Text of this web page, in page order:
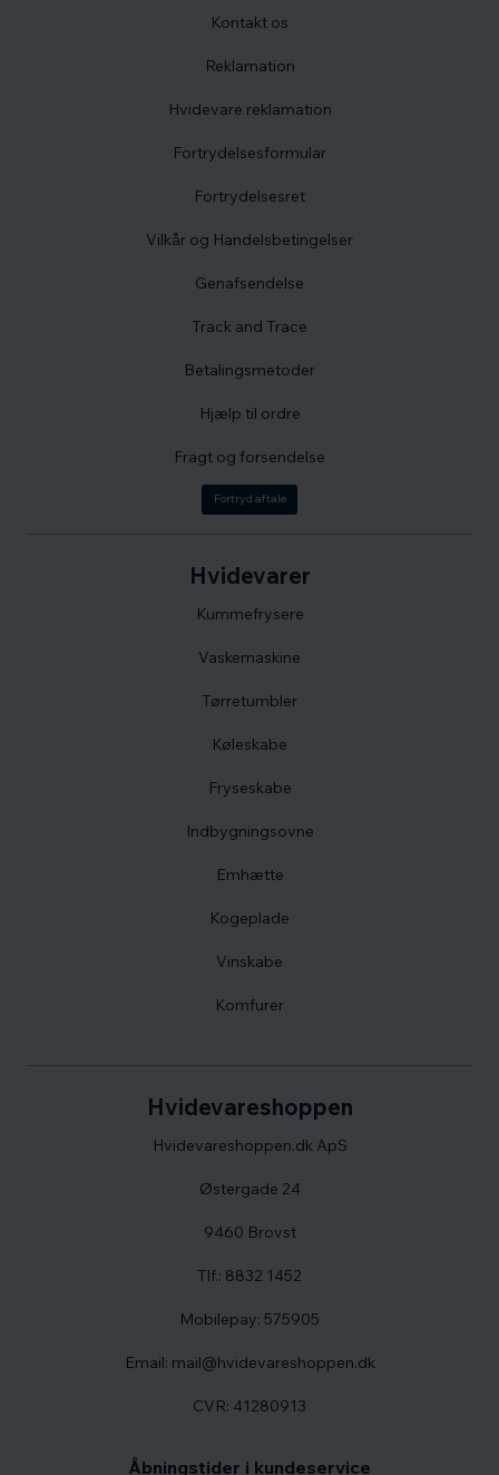
Hvidevareshoppen
Hvidevareshoppen.dk ApS
Østergade 24
9460 Brovst
Tlf.: 8832 1452
Mobilepay: 575905
Email: mail@hvidevareshoppen.dk
CVR: 41280913
Åbningstider i kundeservice
Hvidevarer
Kummefrysere
Vaskemaskine
Tørretumbler
Køleskabe
Fryseskabe
Indbygningsovne
Emhætte
Kogeplade
Vinskabe
Komfurer
Kontakt os
Reklamation
Hvidevare reklamation
Fortrydelsesformular
Fortrydelsesret
Vilkår og Handelsbetingelser
Genafsendelse
Track and Trace
Betalingsmetoder
Hjælp til ordre
Fragt og forsendelse
Fortryd aftale